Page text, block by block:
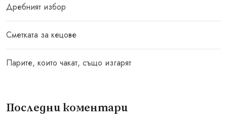
Дребният избор
Сметката за кецове
Парите, които чакат, също изгарят
Последни коментари